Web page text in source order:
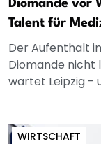
Diomande vor
Talent für
Der Aufenthalt
Diomande nicht
wartet Leipzig -
WIRTSCHAFT